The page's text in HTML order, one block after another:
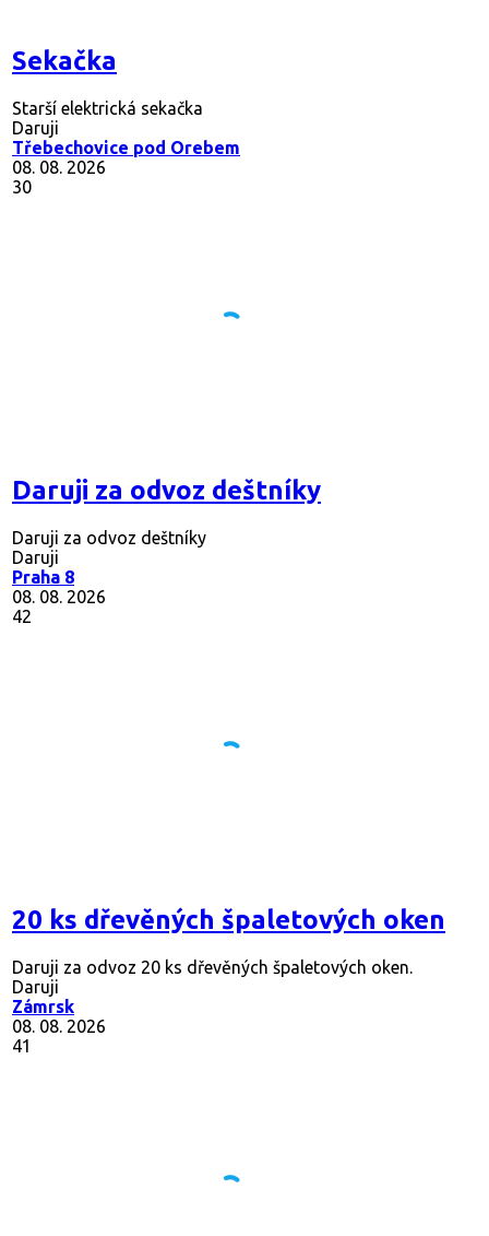
Sekačka
Starší elektrická sekačka
Daruji
Třebechovice pod Orebem
08. 08. 2026
30
Daruji za odvoz deštníky
Daruji za odvoz deštníky
Daruji
Praha 8
08. 08. 2026
42
20 ks dřevěných špaletových oken
Daruji za odvoz 20 ks dřevěných špaletových oken.
Daruji
Zámrsk
08. 08. 2026
41